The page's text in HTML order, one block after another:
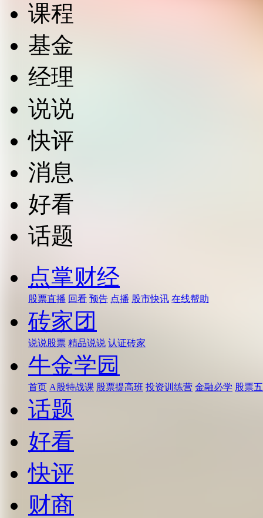
课程
基金
经理
说说
快评
消息
好看
话题
点掌财经
股票直播 回看 预告 点播 股市快讯 在线帮助
砖家团
说说股票 精品说说 认证砖家
牛金学园
首页 A股特战课 股票提高班 投资训练营 金融必学 股票
话题
好看
快评
财商